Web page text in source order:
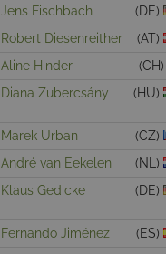
Jens Fischbach (DE)
Robert Diesenreither (AT)
Aline Hinder (CH)
Diana Zubercsány (HU)
Marek Urban (CZ)
André van Eekelen (NL)
Klaus Gedicke (DE)
Fernando Jiménez (ES)